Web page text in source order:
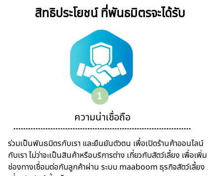
สิทธิประโยชน์ ที่พันธมิตรจะได้รับ
ความน่าเชื่อถือ
ร่วมเป็นพันธมิตรกับเรา และยืนยันตัวตน เพื่อเปิดร้านค้าออนไลน์
กับเรา ไม่ว่าจะเป็นสินค้าหรือบริการต่าง เกี่ยวกับสัตว์เลี้ยง เพื่อเพิ่ม
ช่องทางเชื่อมต่อกับลูกค้าผ่าน ระบบ maaboom ธุรกิจสัตว์เลี้ยง